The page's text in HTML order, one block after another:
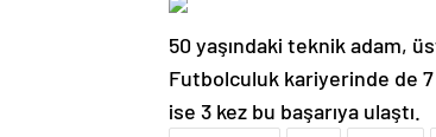
50 yaşındaki teknik adam,
Futbolculuk kariyerinde de
ise 3 kez bu başarıya ulaştı.